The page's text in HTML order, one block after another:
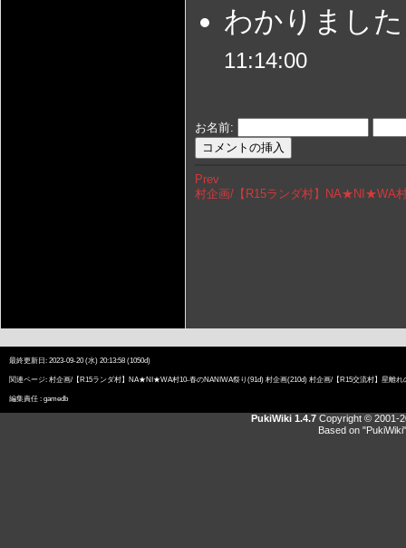
わかりまし
11:14:00
お名前:
Prev
村企画/【R15ランダ村】NA★NI★WA
最終更新日: 2023-09-20 (水) 20:13:58 (1050d)
関連ページ: 村企画/【R15ランダ村】NA★NI★WA村10-春のNANIWA祭り (91d) 村企画(210d) 村企画/【R15交流村】星離
編集責任 : gamedb
PukiWiki 1.4.7 Copyright © 2001-
Based on